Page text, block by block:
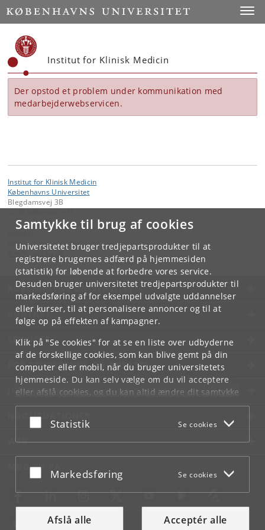
Samtykke til brug af cookies
Universitetet bruger tredjepartsprodukter til at
registrere brugernes adfærd på hjemmesiden
(statistik) for løbende at forbedre vores service.
Desuden bruger universitetet tredjepartsprodukter til
markedsføring af for eksempel udvalgte uddannelser
eller kurser, til at personalisere annoncer og til at
følge op på effekten af kampagner.
Klik på "Se cookies" for at se en liste over udbyderne
af de forskellige cookies, som kan blive gemt på din
computer eller mobil, når du bruger universitetets
hjemmeside. Du kan selv vælge om du vil acceptere
eller afslå cookies, og du kan altid ændre dit samtykke
underCookie- og privatlivspolitiksom du finder i
bunden af hver side.
Acceptér eller afslå
Statistik Se cookies
Acceptér eller afslå
Markedsføring Se cookies
Afslå alle Acceptér alle
Start
Institut for Klinisk Medicin
Der opstod et problem under kommunikation med
medarbejderwebservicen.
Institut for Klinisk Medicin
Københavns Universitet
Blegdamsvej 3B
Institut for Klinisk Medicin
KØBENHAVNS UNIVERSITET
KONTAKT
SERVICES
FOR STUDERENDE OG ANSATTE
JOB OG KARRIERE
NØDSITUATIONER
WEB
MØD KU PÅ